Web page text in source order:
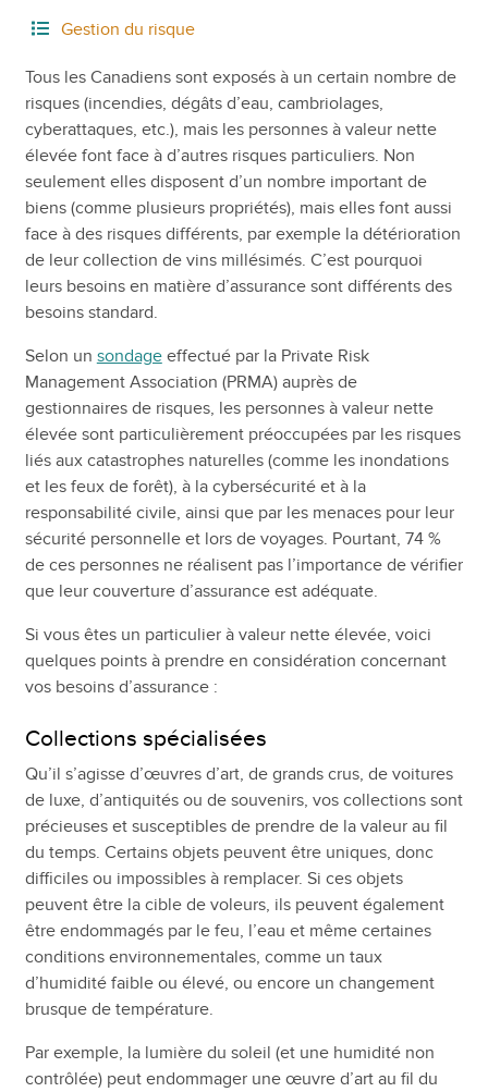
Gestion du risque
Tous les Canadiens sont exposés à un certain nombre de
risques (incendies, dégâts d’eau, cambriolages,
cyberattaques, etc.), mais les personnes à valeur nette
élevée font face à d’autres risques particuliers. Non
seulement elles disposent d’un nombre important de
biens (comme plusieurs propriétés), mais elles font aussi
face à des risques différents, par exemple la détérioration
de leur collection de vins millésimés. C’est pourquoi
leurs besoins en matière d’assurance sont différents des
besoins standard.
Selon un sondageeffectué par la Private Risk
Management Association (PRMA) auprès de
gestionnaires de risques, les personnes à valeur nette
élevée sont particulièrement préoccupées par les risques
liés aux catastrophes naturelles (comme les inondations
et les feux de forêt), à la cybersécurité et à la
responsabilité civile, ainsi que par les menaces pour leur
sécurité personnelle et lors de voyages. Pourtant, 74 %
de ces personnes ne réalisent pas l’importance de vérifier
que leur couverture d’assurance est adéquate.
Si vous êtes un particulier à valeur nette élevée, voici
quelques points à prendre en considération concernant
vos besoins d’assurance :
Collections spécialisées
Qu’il s’agisse d’œuvres d’art, de grands crus, de voitures
de luxe, d’antiquités ou de souvenirs, vos collections sont
précieuses et susceptibles de prendre de la valeur au fil
du temps. Certains objets peuvent être uniques, donc
difficiles ou impossibles à remplacer. Si ces objets
peuvent être la cible de voleurs, ils peuvent également
être endommagés par le feu, l’eau et même certaines
conditions environnementales, comme un taux
d’humidité faible ou élevé, ou encore un changement
brusque de température.
Par exemple, la lumière du soleil (et une humidité non
contrôlée) peut endommager une œuvre d’art au fil du